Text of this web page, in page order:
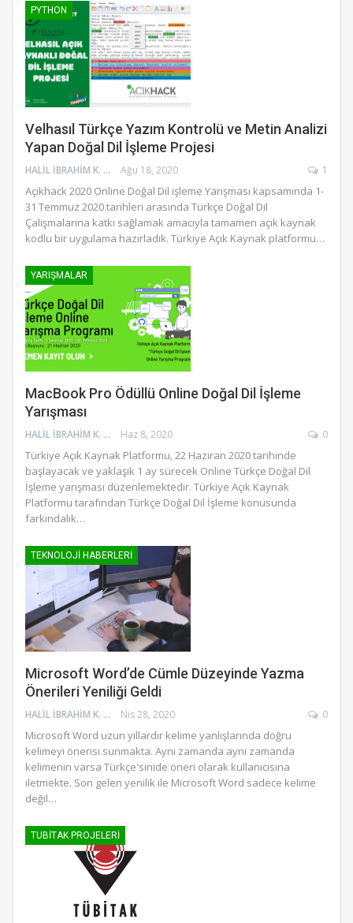
PYTHON
Velhasıl Türkçe Yazım Kontrolü ve Metin Analizi
Yapan Doğal Dil İşleme Projesi
HALIL İBRAHIM K. Ağu 18, 2020 1
Açıkhack 2020 Online Doğal Dil işleme Yarışması kapsamında 1-
31 Temmuz 2020 tarihleri arasında Türkçe Doğal Dil
Çalışmalarına katkı sağlamak amacıyla tamamen açık kaynak
kodlu bir uygulama hazırladık. Türkiye Açık Kaynak platformu…
YARIŞMALAR
MacBook Pro Ödüllü Online Doğal Dil İşleme
Yarışması
HALIL İBRAHIM K. Haz 8, 2020 0
Türkiye Açık Kaynak Platformu, 22 Haziran 2020 tarihinde
başlayacak ve yaklaşık 1 ay sürecek Online Türkçe Doğal Dil
İşleme yarışması düzenlemektedir. Türkiye Açık Kaynak
Platformu tarafından Türkçe Doğal Dil İşleme konusunda
farkındalık…
TEKNOLOJI HABERLERI
Microsoft Word’de Cümle Düzeyinde Yazma
Önerileri Yeniliği Geldi
HALIL İBRAHIM K. Nis 28, 2020 0
Microsoft Word uzun yıllardır kelime yanlışlarında doğru
kelimeyi önerisi sunmakta. Aynı zamanda aynı zamanda
kelimenin varsa Türkçe'sinide öneri olarak kullanıcısına
iletmekte. Son gelen yenilik ile Microsoft Word sadece kelime
değil…
TUBITAK PROJELERI